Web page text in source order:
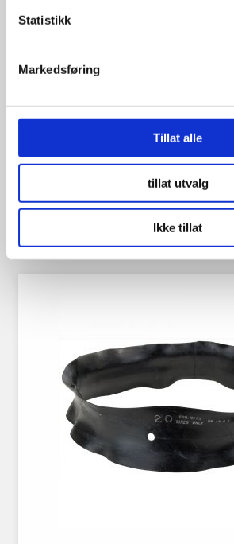
Statistikk
Markedsføring
Tillat alle
tillat utvalg
Ikke tillat
kr1,198.00